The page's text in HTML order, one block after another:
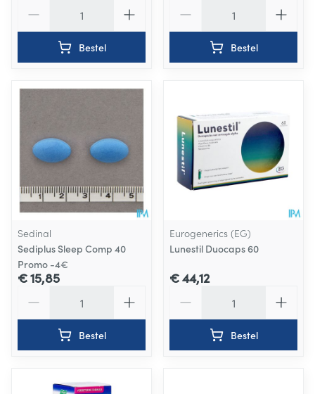
Bestel Bestel
Sedinal
Sediplus Sleep Comp 40
Promo -4€
€ 15,85
Bestel
Eurogenerics (EG)
Lunestil Duocaps 60
€ 44,12
Bestel